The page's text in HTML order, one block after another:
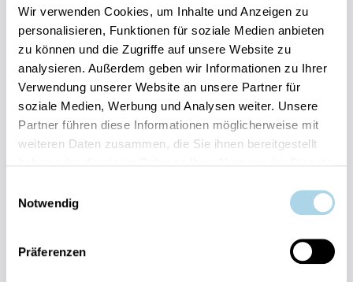
Wir verwenden Cookies, um Inhalte und Anzeigen zu
personalisieren, Funktionen für soziale Medien anbieten
zu können und die Zugriffe auf unsere Website zu
analysieren. Außerdem geben wir Informationen zu Ihrer
Verwendung unserer Website an unsere Partner für
soziale Medien, Werbung und Analysen weiter. Unsere
Partner führen diese Informationen möglicherweise mit
weiteren Daten zusammen, die Sie ihnen bereitgestellt
Notwendig
Präferenzen
Ihre Vorteile auf einen Blick:
Bestpreis-Garantie für Ihren Urlaub
Flexible An- und Abreise 24/7 möglich
Risikofrei bis 60 Tage vorher stornieren
Sofortige Buchungsbestätigung
Persönlicher Gästeservice vor Ort Transparente